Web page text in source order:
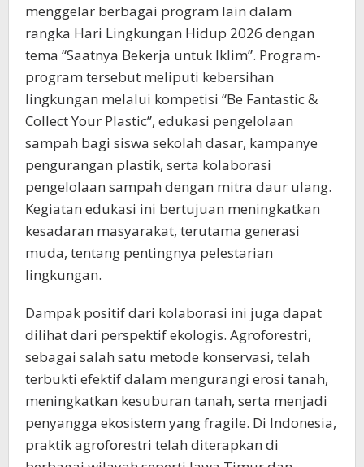
menggelar berbagai program lain dalam
rangka Hari Lingkungan Hidup 2026 dengan
tema “Saatnya Bekerja untuk Iklim”. Program-
program tersebut meliputi kebersihan
lingkungan melalui kompetisi “Be Fantastic &
Collect Your Plastic”, edukasi pengelolaan
sampah bagi siswa sekolah dasar, kampanye
pengurangan plastik, serta kolaborasi
pengelolaan sampah dengan mitra daur ulang.
Kegiatan edukasi ini bertujuan meningkatkan
kesadaran masyarakat, terutama generasi
muda, tentang pentingnya pelestarian
lingkungan.
Dampak positif dari kolaborasi ini juga dapat
dilihat dari perspektif ekologis. Agroforestri,
sebagai salah satu metode konservasi, telah
terbukti efektif dalam mengurangi erosi tanah,
meningkatkan kesuburan tanah, serta menjadi
penyangga ekosistem yang fragile. Di Indonesia,
praktik agroforestri telah diterapkan di